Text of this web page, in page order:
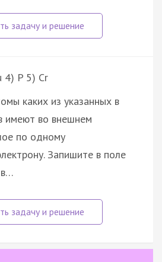
4) P 5) Cr
каких из указанных в
имеют во внешнем
по одному
Запишите в поле